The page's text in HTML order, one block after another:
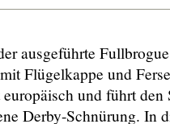
ausgeführte
Flügelkappe und
und führt den
Derby-Schnürung. In